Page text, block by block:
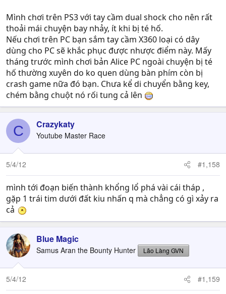
control không chuẩn là nhảy ngã xuống vực chết ,phải
chơi lại khá là bực mình
Mình chơi trên PS3 với tay cầm dual shock cho nên rất
thoải mái chuyện bay nhảy, ít khi bị té hố.
Nếu chơi trên PC bạn sắm tay cầm X360 loại có dây
dùng cho PC sẽ khắc phục được nhược điểm này. Mấy
tháng trước mình chơi bản Alice PC ngoài chuyện bị té
hố thường xuyên do ko quen dùng bàn phím còn bị
crash game nữa đó bạn. Chưa kể di chuyển bằng key,
chém bằng chuột nó rối tung cả lên
C Crazykaty
Youtube Master Race
5/4/12 #1,158
mình tới đoạn biến thành khổng lổ phá vài cái tháp ,
gặp 1 trái tim dưới đất kiu nhấn q mà chẳng có gì xảy ra
cả
Blue Magic
Samus Aran the Bounty Hunter Lão Làng GVN
5/4/12 #1,159